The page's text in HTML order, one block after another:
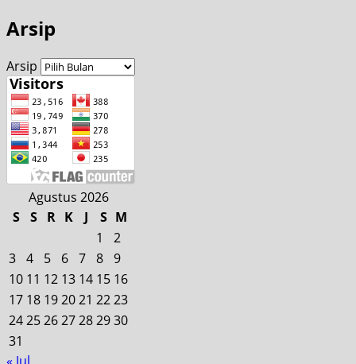
Arsip
Arsip
Agustus 2026
S
S R K J S M
1
2
3 4 5 6 7 8 9
10 11 12 13 14 15 16
17 18 192021 2223
24252627282930
31
« Jul